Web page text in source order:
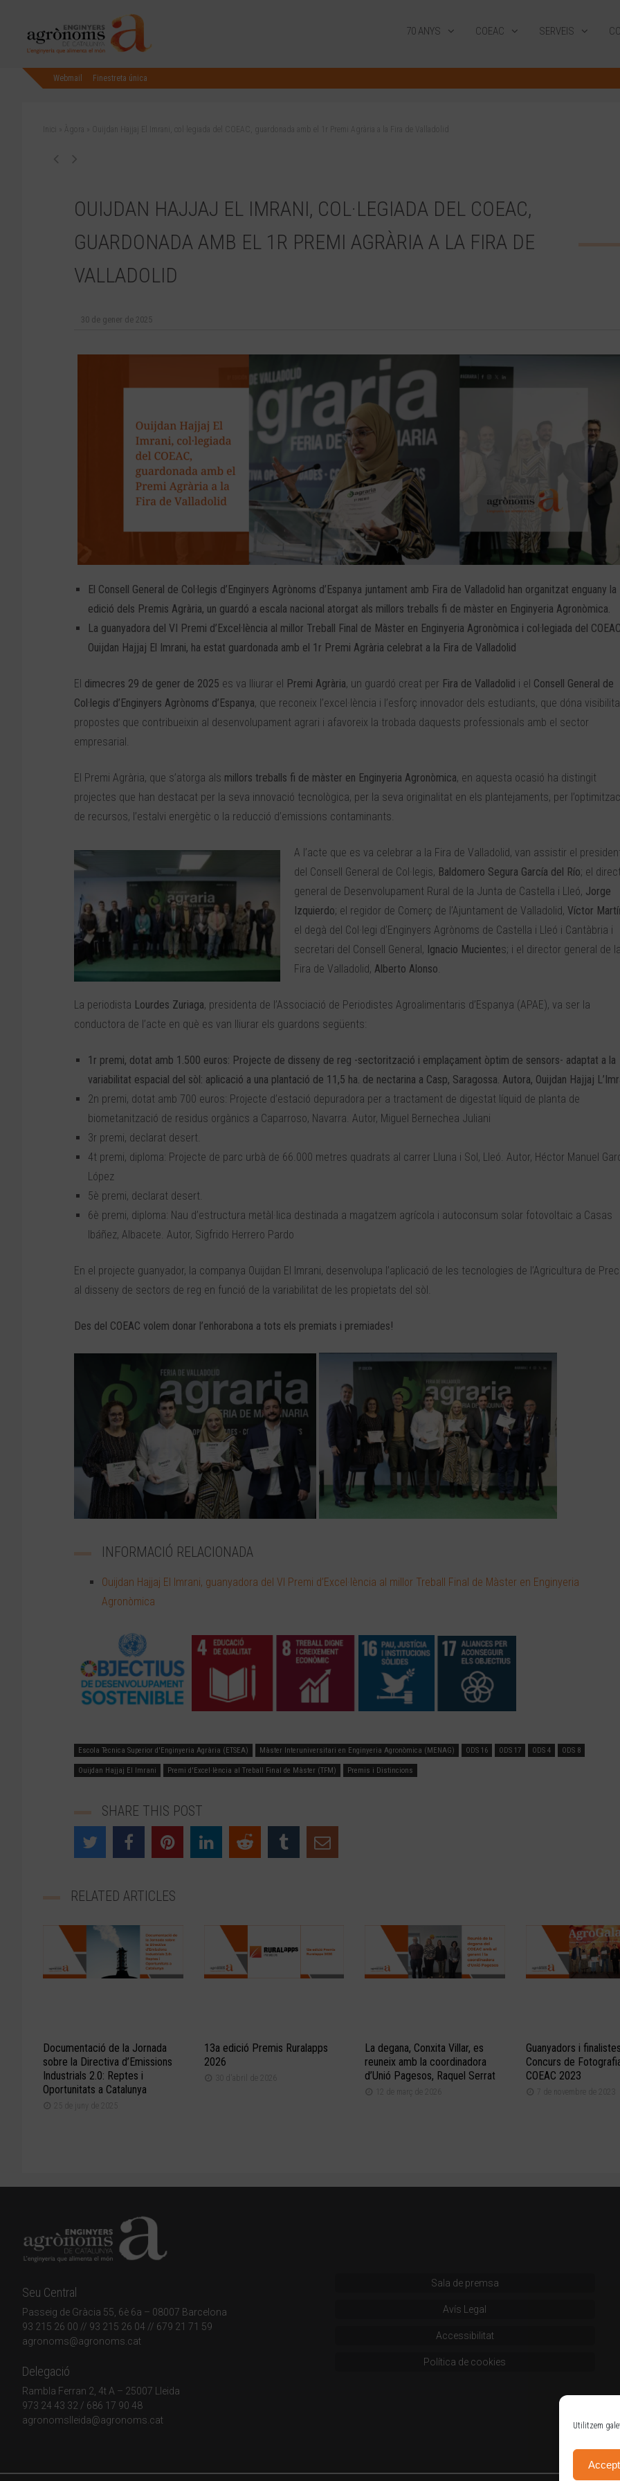
Utilitzem
70 ANYS COEAC SERVEIS
Webmail Finestreta única
Inici Àgora Ouijdan Hajjaj El Imrani, col·legiada del COEAC, guardonada amb el 1r Premi Agrària a la Fira de Valladolid
OUIJDAN HAJJAJ EL IMRANI, COL·LEGIADA DEL COEAC,
GUARDONADA AMB EL 1R PREMI AGRÀRIA A LA FIRA DE
VALLADOLID
30 de gener de 2025
El Consell General de Col·legis d’Enginyers Agrònoms d’Espanya juntament amb Fira de Valladolid han organitzat enguany la
edició dels Premis Agrària, un guardó a escala nacional atorgat als millors treballs fi de màster en Enginyeria Agronòmica.
La guanyadora del VI Premi d’Excel·lència al millor Treball Final de Màster en Enginyeria Agronòmica i col·legiada del
Ouijdan Hajjaj El Imrani, ha estat guardonada amb el 1r Premi Agrària celebrat a la Fira de Valladolid
El dimecres 29 de gener de 2025 es va lliurar el Premi Agrària, un guardó creat per Fira de Valladolid i el Consell General de
Col·legis d’Enginyers Agrònoms d’Espanya, que reconeix l’excel·lència i l’esforç innovador dels estudiants, que dóna
propostes que contribueixin al desenvolupament agrari i afavoreix la trobada daquests professionals amb el sector
empresarial.
El Premi Agrària, que s’atorga als millors treballs fi de màster en Enginyeria Agronòmica, en aquesta ocasió ha distingit
projectes que han destacat per la seva innovació tecnològica, per la seva originalitat en els plantejaments, per
de recursos, l’estalvi energètic o la reducció d’emissions contaminants.
A l’acte que es va celebrar a la Fira de Valladolid, van assistir el
del Consell General de Col·legis, Baldomero Segura García del Río; el
general de Desenvolupament Rural de la Junta de Castella i Lleó, Jorge
Izquierdo; el regidor de Comerç de l’Ajuntament de Valladolid, Víctor Martí
el degà del Col·legi d’Enginyers Agrònoms de Castella i Lleó i Cantàbria i
secretari del Consell General, Ignacio Mucientes; i el director general de
Fira de Valladolid, Alberto Alonso.
La periodista Lourdes Zuriaga, presidenta de l’Associació de Periodistes Agroalimentaris d’Espanya (APAE), va ser la
conductora de l’acte en què es van lliurar els guardons següents:
1r premi, dotat amb 1.500 euros: Projecte de disseny de reg -sectorització i emplaçament òptim de sensors- adaptat a la
variabilitat espacial del sòl: aplicació a una plantació de 11,5 ha. de nectarina a Casp, Saragossa. Autora, Ouijdan Hajjaj
2n premi, dotat amb 700 euros: Projecte d’estació depuradora per a tractament de digestat líquid de planta de
biometanització de residus orgànics a Caparroso, Navarra. Autor, Miguel Bernechea Juliani
3r premi, declarat desert.
4t premi, diploma: Projecte de parc urbà de 66.000 metres quadrats al carrer Lluna i Sol, Lleó. Autor, Héctor Manuel
López
5è premi, declarat desert.
6è premi, diploma: Nau d’estructura metàl·lica destinada a magatzem agrícola i autoconsum solar fotovoltaic a Casas
Ibáñez, Albacete. Autor, Sigfrido Herrero Pardo
En el projecte guanyador, la companya Ouijdan El Imrani, desenvolupa l’aplicació de les tecnologies de l’Agricultura de
al disseny de sectors de reg en funció de la variabilitat de les propietats del sòl.
Des del COEAC volem donar l’enhorabona a tots els premiats i premiades!
INFORMACIÓ RELACIONADA
Ouijdan Hajjaj El Imrani, guanyadora del VI Premi d’Excel·lència al millor Treball Final de Màster en Enginyeria
Agronòmica
Escola Tècnica Superior d'Enginyeria Agrària (ETSEA) Màster Interuniversitari en Enginyeria Agronòmica (MENAG) ODS 16 ODS 17 ODS 4 ODS 8
Ouijdan Hajjaj El Imrani Premi d'Excel·lència al Treball Final de Màster (TFM) Premis i Distincions
SHARE THIS POST
RELATED ARTICLES
Documentació de la Jornada
sobre la Directiva d’Emissions
Industrials 2.0: Reptes i
Oportunitats a Catalunya
25 de juny de 2025
13a edició Premis Ruralapps
2026
30 d'abril de 2026
La degana, Conxita Villar, es
reuneix amb la coordinadora
d’Unió Pagesos, Raquel Serrat
12 de març de 2026
Guanyadors i
Concurs de
COEAC 2023
7 de novembre de 2023
Seu Central
Passeig de Gràcia 55, 6è 6a – 08007 Barcelona
93 215 26 00 // 93 215 26 04 // 679 21 71 59
agronoms@agronoms.cat
Delegació
Rambla Ferran 2, 4t A – 25007 Lleida
973 24 43 32 / 686 17 90 48
agronomslleida@agronoms.cat
Sala de premsa
Avís Legal
Accessibilitat
Política de cookies